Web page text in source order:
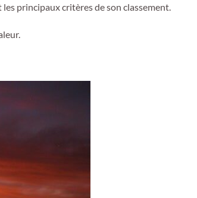
principaux critères de son classement.